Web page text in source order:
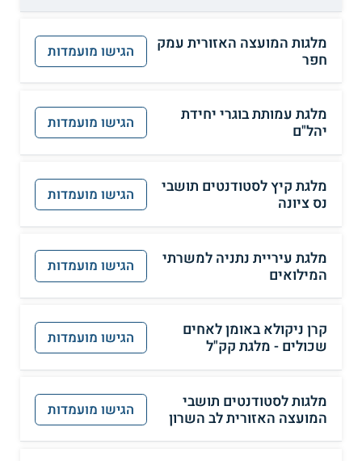
מלגות המועצה האזורית עמק
חפר
הגישו מועמדות
מלגת עמותת בוגרי יחידת
יהל"ם
הגישו מועמדות
מלגת קיץ לסטודנטים תושבי
נס ציונה
הגישו מועמדות
מלגת עיריית נתניה למשרתי
המילואים
הגישו מועמדות
קרן ניקולא באומן לאחים
שכולים - מלגת קק"ל
הגישו מועמדות
מלגות לסטודנטים תושבי
המועצה האזורית לב השרון
הגישו מועמדות